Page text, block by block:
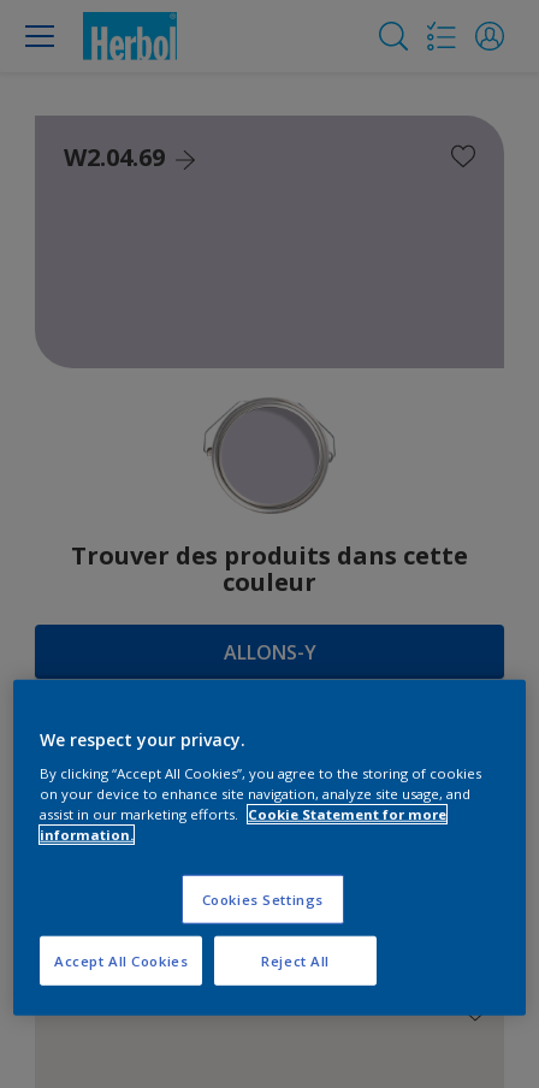
W2.04.69
Trouver des produits dans cette
couleur
ALLONS-Y
SUGGESTIONS
D'HARMONIES
Le Blanc Parfait
We respect your privacy.
By clicking “Accept All Cookies”, you agree to the storing of cookies
on your device to enhance site navigation, analyze site usage, and
assist in our marketing efforts.
Cookie Statement for more
information.
Cookies Settings
Reject All
Accept All Cookies